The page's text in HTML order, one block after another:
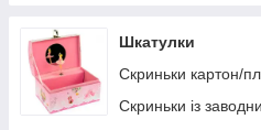
Шкатулки
Скриньки картон/
Скриньки із